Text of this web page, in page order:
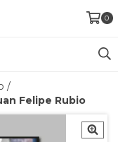
0
/
Felipe Rubio